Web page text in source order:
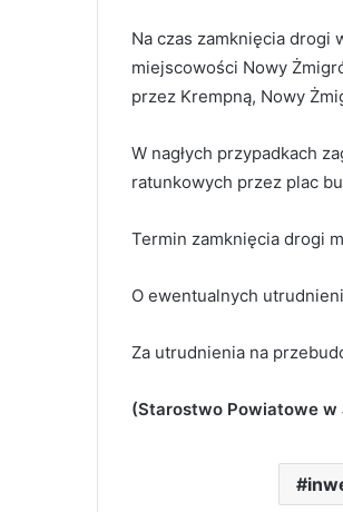
Na czas zamknięcia drogi
miejscowości Nowy
przez Krempną, Nowy
W nagłych przypadkach
ratunkowych przez plac
Termin zamknięcia drogi
O ewentualnych
Za utrudnienia na
(Starostwo Powiatowe w